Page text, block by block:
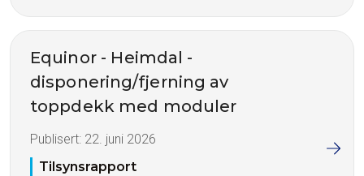
Equinor - Heimdal -
disponering/fjerning av
toppdekk med moduler
Publisert: 22. juni 2026
Tilsynsrapport